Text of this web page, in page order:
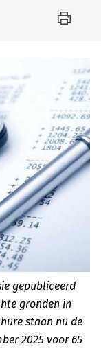
gepubliceerd
gronden in
staan nu de
2025 voor 65